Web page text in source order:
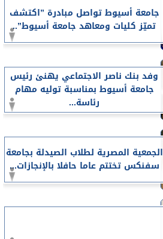
جامعة أسيوط تواصل مبادرة ”اكتشف
تميّز كليات ومعاهد جامعة أسيوط”..
وفد بنك ناصر الاجتماعي يهنئ رئيس
جامعة أسيوط بمناسبة توليه مهام
رئاسة...
الجمعية المصرية لطلاب الصيدلة بجامعة
سفنكس تختتم عاما حافلا بالإنجازات...